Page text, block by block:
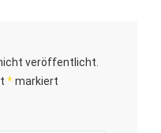
veröffentlicht.
*markiert